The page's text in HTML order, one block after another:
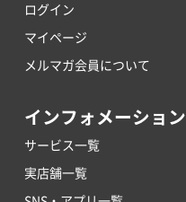
ログイン
マイページ
メルマガ会員について
インフォメーション
サービス一覧
実店舗一覧